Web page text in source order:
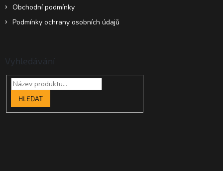
Obchodní podmínky
Podmínky ochrany osobních údajů
Vyhledávání
HLEDAT